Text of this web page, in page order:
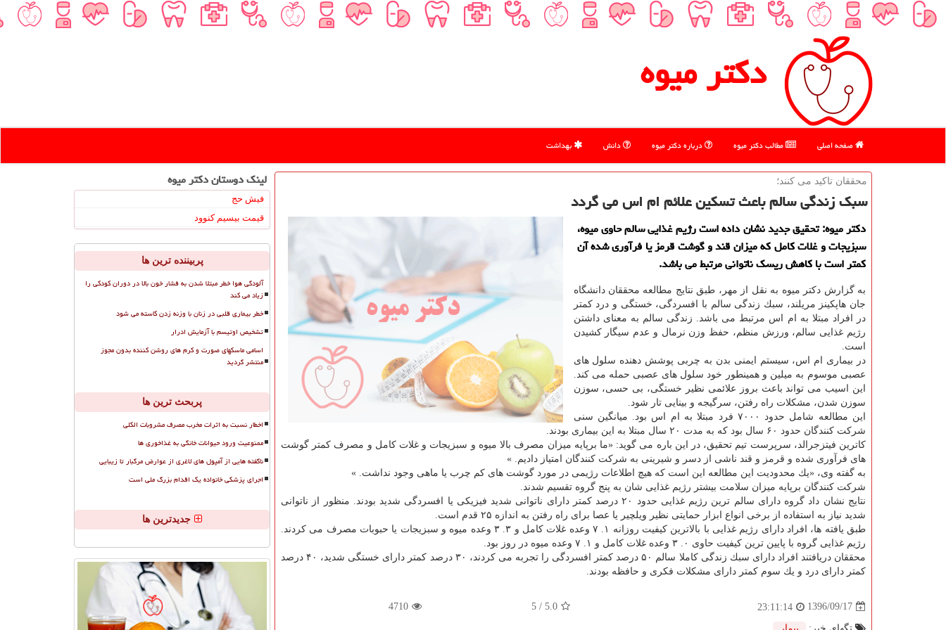
دكتر میوه
صفحه اصلی مطالب دكتر میوه درباره دكتر میوه دانش بهداشت
محققان تاكید می كنند؛
سبك زندگی سالم باعث تسكین علائم ام اس می گردد
دكتر میوه: تحقیق جدید نشان داده است رژیم غذایی سالم حاوی میوه،
سبزیجات و غلات كامل كه میزان قند و گوشت قرمز یا فرآوری شده آن
كمتر است با كاهش ریسك ناتوانی مرتبط می باشد.
به گزارش دكتر میوه به نقل از مهر، طبق نتایج مطالعه محققان دانشگاه
جان هاپكینز مریلند، سبك زندگی سالم با افسردگی، خستگی و درد كمتر
در افراد مبتلا به ام اس مرتبط می باشد. زندگی سالم به معنای داشتن
رژیم غذایی سالم، ورزش منظم، حفظ وزن نرمال و عدم سیگار كشیدن
است.
در بیماری ام اس، سیستم ایمنی بدن به چربی پوشش دهنده سلول های
عصبی موسوم به میلین و همینطور خود سلول های عصبی حمله می كند.
این اسیب می تواند باعث بروز علائمی نظیر خستگی، بی حسی، سوزن
سوزن شدن، مشكلات راه رفتن، سرگیجه و بینایی تار شود.
این مطالعه شامل حدود ۷۰۰۰ فرد مبتلا به ام اس بود. میانگین سنی
شركت كنندگان حدود ۶۰ سال بود كه به مدت ۲۰ سال مبتلا به این بیماری بودند.
كاترین فیتزجرالد، سرپرست تیم تحقیق، در این باره می گوید: «ما برپایه میزان مصرف بالا میوه و سبزیجات و غلات كامل و مصرف كمتر گوشت
های فرآوری شده و قرمز و قند ناشی از دسر و شیرینی به شركت كنندگان امتیاز دادیم. »
به گفته وی، «یك محدودیت این مطالعه این است كه هیچ اطلاعات رژیمی در مورد گوشت های كم چرب یا ماهی وجود نداشت. »
شركت كنندگان برپایه میزان سلامت بیشتر رژیم غذایی شان به پنج گروه تقسیم شدند.
نتایج نشان داد گروه دارای سالم ترین رژیم غذایی حدود ۲۰ درصد كمتر دارای ناتوانی شدید فیزیكی یا افسردگی شدید بودند. منظور از ناتوانی
شدید نیاز به استفاده از برخی انواع ابزار حمایتی نظیر ویلچیر یا عصا برای راه رفتن به اندازه ۲۵ قدم است.
طبق یافته ها، افراد دارای رژیم غذایی با بالاترین كیفیت روزانه ۱. ۷ وعده غلات كامل و ۳. ۳ وعده میوه و سبزیجات یا حبوبات مصرف می كردند.
رژیم غذایی گروه با پایین ترین كیفیت حاوی ۰. ۳ وعده غلات كامل و ۱. ۷ وعده میوه در روز بود.
محققان دریافتند افراد دارای سبك زندگی كاملا سالم ۵۰ درصد كمتر افسردگی را تجربه می كردند، ۳۰ درصد كمتر دارای خستگی شدید، ۴۰ درصد
كمتر دارای درد و یك سوم كمتر دارای مشكلات فكری و حافظه بودند.
1396/09/17
23:11:14
5.0
/ 5
4710
لینک دوستان دكتر میوه
فیش حج
قیمت بیسیم کنوود
پربیننده ترین ها
آلودگی هوا خطر مبتلا شدن به فشار خون بالا در دوران کودکی را
زیاد می کند
خطر بیماری قلبی در زنان با وزنه زدن کاسته می شود
تشخیص اوتیسم با آزمایش ادرار
اسامی ماسکهای صورت و کرم های روشن کننده بدون مجوز
منتشر گردید
پربحث ترین ها
اخطار نسبت به اثرات مخرب مصرف مشروبات الکلی
ممنوعیت ورود حیوانات خانگی به غذاخوری ها
ناگفته هایی از آمپول های لاغری از عوارض مرگبار تا زیبایی
اجرای پزشکی خانواده یک اقدام بزرگ ملی است
جدیدترین ها